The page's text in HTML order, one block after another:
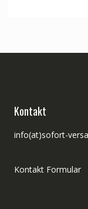
Kontakt
info(at)sofort-
Kontakt Formular